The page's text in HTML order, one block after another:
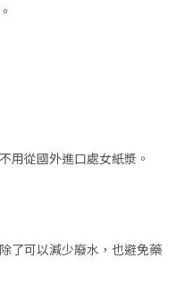
用從國外進口處女紙漿。
了可以減少廢水，也避免藥